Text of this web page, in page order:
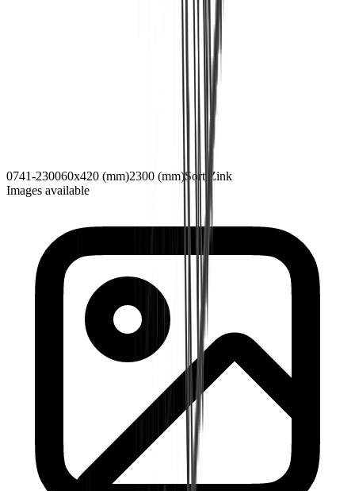
0741-230060x420 (mm)2300 (mm)Sort Zink
Images available